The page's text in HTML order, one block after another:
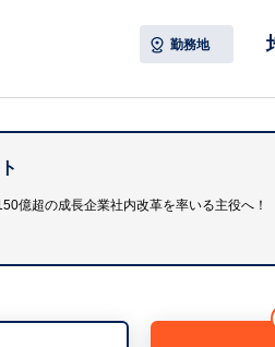
務システム等の導入、構築
保険、採用業務全般
す
極めて安定した経営基盤を誇っていま
と少なめで、昼食代の一部補助や退職
勤務地
億超の成長企業社内改革を率いる主役へ！